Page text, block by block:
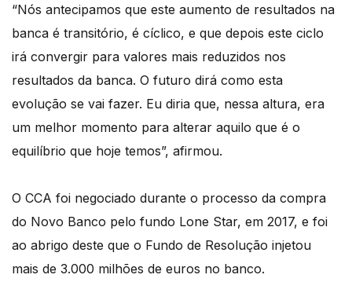
“Nós antecipamos que este aumento de resultados na
banca é transitório, é cíclico, e que depois este ciclo
irá convergir para valores mais reduzidos nos
resultados da banca. O futuro dirá como esta
evolução se vai fazer. Eu diria que, nessa altura, era
um melhor momento para alterar aquilo que é o
equilíbrio que hoje temos”, afirmou.
O CCA foi negociado durante o processo da compra
do Novo Banco pelo fundo Lone Star, em 2017, e foi
ao abrigo deste que o Fundo de Resolução injetou
mais de 3.000 milhões de euros no banco.